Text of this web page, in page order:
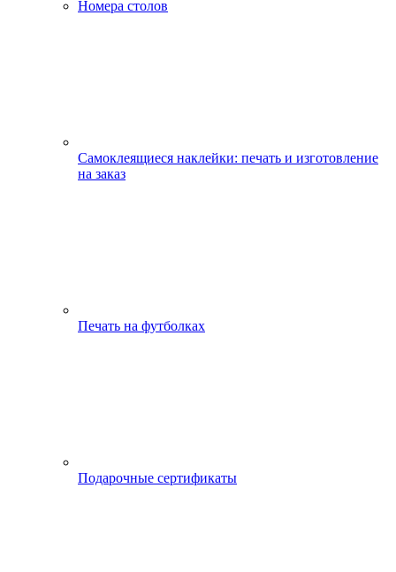
Номера столов
Самоклеящиеся наклейки: печать и изготовление
на заказ
Печать на футболках
Подарочные сертификаты